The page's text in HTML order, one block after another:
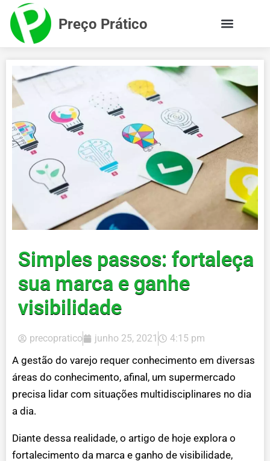
Preço Prático
Simples passos: fortaleça
sua marca e ganhe
visibilidade
precopratico junho 25, 2021 4:15 pm
A gestão do varejo requer conhecimento em diversas
áreas do conhecimento, afinal, um supermercado
precisa lidar com situações multidisciplinares no dia
a dia.
Diante dessa realidade, o artigo de hoje explora o
fortalecimento da marca e ganho de visibilidade,